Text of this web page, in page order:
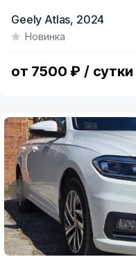
of
Geely Atlas, 2024
Новинка
от 7500 ₽ / сутки